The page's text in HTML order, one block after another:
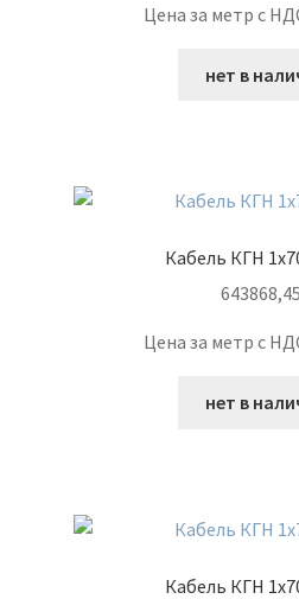
Цена за метр с
нет в
Кабель КГН
643868,45
Цена за метр с
нет в
Кабель КГН